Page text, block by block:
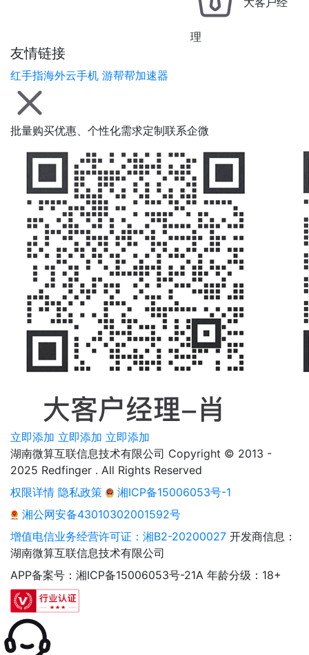
友情链接
红手指海外云手机 游帮帮加速器
理
批量购买优惠、个性化需求定制联系企微
立即添加 立即添加 立即添加
湖南微算互联信息技术有限公司 Copyright © 2013 -
2025 Redfinger . All Rights Reserved
权限详情 隐私政策
湘ICP备15006053号-1
湘公网安备43010302001592号
增值电信业务经营许可证：湘B2-20200027 开发商信息：
湖南微算互联信息技术有限公司
APP备案号：湘ICP备15006053号-21A 年龄分级：18+